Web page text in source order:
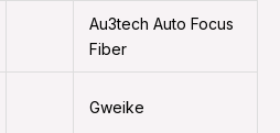
Au3tech Auto Focus
Fiber
Gweike